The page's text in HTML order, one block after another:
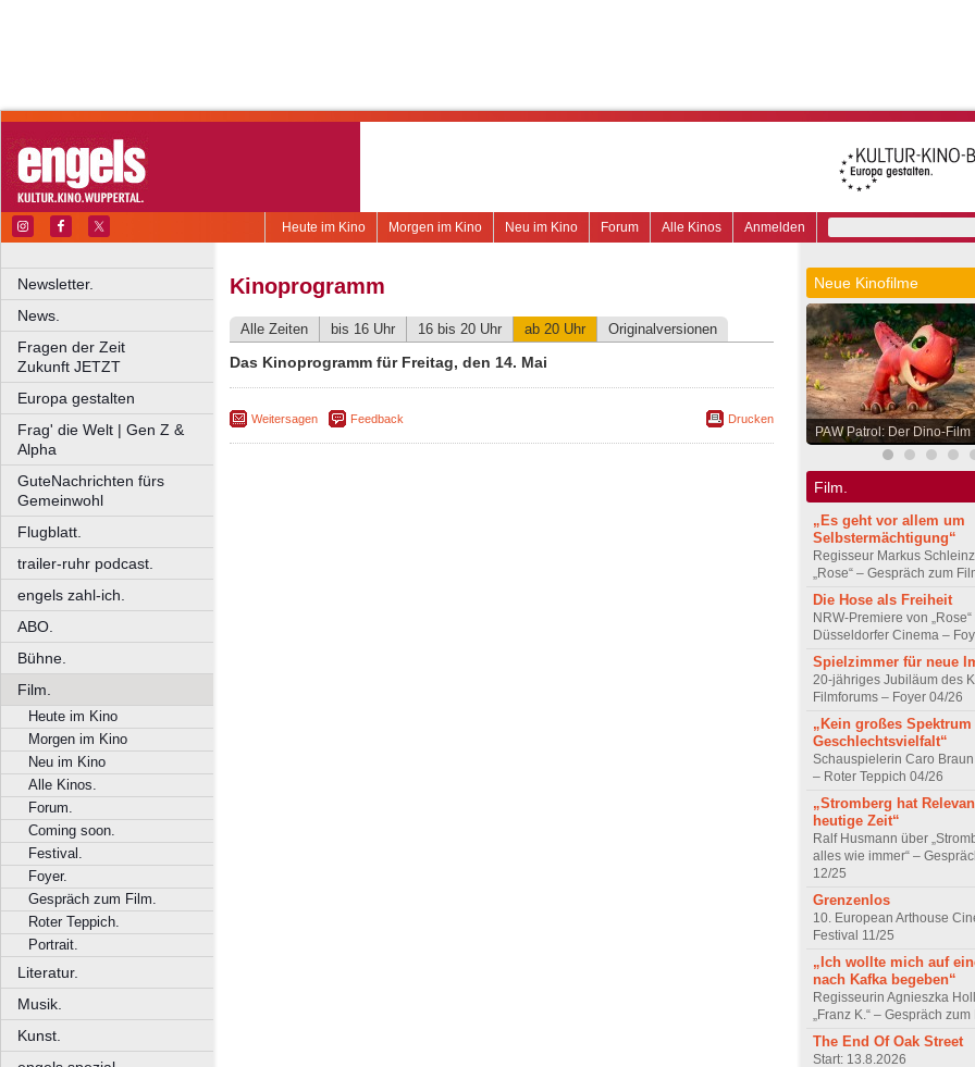
Anmelden
Alle Kinos
Forum
Neu im Kino
Morgen im Kino
Heute im Kino
Newsletter.
News.
Fragen der Zeit
Zukunft JETZT
Europa gestalten
Frag' die Welt | Gen Z &
Alpha
GuteNachrichten fürs
Gemeinwohl
Flugblatt.
trailer-ruhr podcast.
engels zahl-ich.
ABO.
Bühne.
Film.
Heute im Kino
Morgen im Kino
Neu im Kino
Alle Kinos.
Forum.
Coming soon.
Festival.
Foyer.
Gespräch zum Film.
Roter Teppich.
Portrait.
Literatur.
Musik.
Kunst.
Kinoprogramm
Alle Zeiten bis 16 Uhr 16 bis 20 Uhr ab 20 Uhr Originalversionen
Das Kinoprogramm für Freitag, den 14. Mai
Weitersagen Feedback Drucken
Neue Kinofilme
PAW Patrol: Der Dino-Film
Film.
„Es geht vor allem um
Selbstermächtigung“
Regisseur Markus
„Rose“ – Gespräch zum
Die Hose als Freiheit
NRW-Premiere von „Rose“
Düsseldorfer Cinema –
Spielzimmer für neue
20-jähriges Jubiläum des
Filmforums – Foyer 04/26
„Kein großes Spektrum
Geschlechtsvielfalt“
Schauspielerin Caro Braun
– Roter Teppich 04/26
„Stromberg hat
heutige Zeit“
Ralf Husmann über
alles wie immer“ –
12/25
Grenzenlos
10. European Arthouse
Festival 11/25
„Ich wollte mich auf
nach Kafka begeben“
Regisseurin Agnieszka
„Franz K.“ – Gespräch
The End Of Oak Street
Start: 13.8.2026